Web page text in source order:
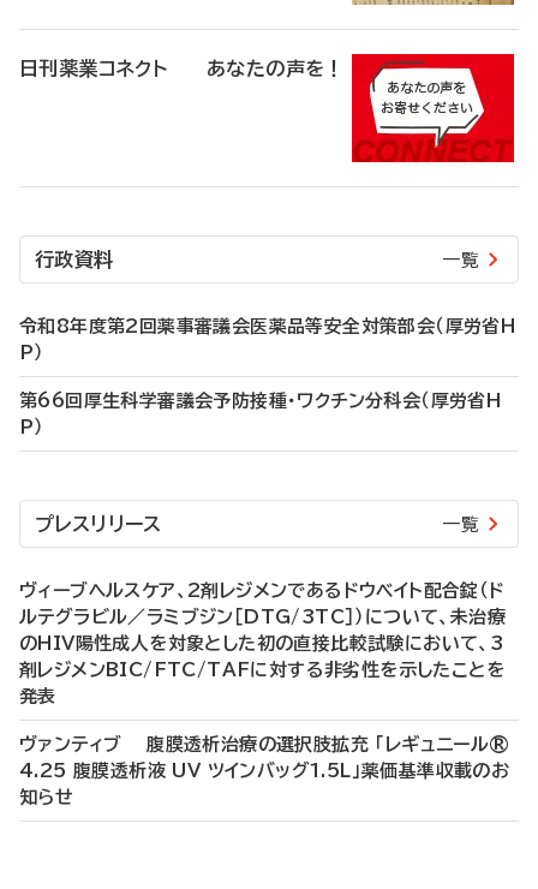
日刊薬業コネクト あなたの声を！
行政資料 一覧
令和8年度第2回薬事審議会医薬品等安全対策部会（厚労省H
P）
第66回厚生科学審議会予防接種・ワクチン分科会（厚労省H
P）
プレスリリース 一覧
ヴィーブヘルスケア、2剤レジメンであるドウベイト配合錠（ド
ルテグラビル／ラミブジン［DTG/3TC］）について、未治療
のHIV陽性成人を対象とした初の直接比較試験において、3
剤レジメンBIC/FTC/TAFに対する非劣性を示したことを
発表
ヴァンティブ 腹膜透析治療の選択肢拡充 「レギュニール®
4.25 腹膜透析液 UV ツインバッグ1.5L」薬価基準収載のお
知らせ